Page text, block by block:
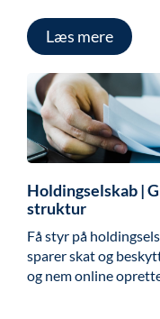
Læs mere
Holdingselskab |
struktur
Få styr på
sparer skat og
og nem online